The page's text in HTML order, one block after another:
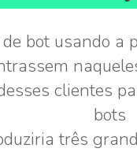
bot usando a
clientes
bots
três